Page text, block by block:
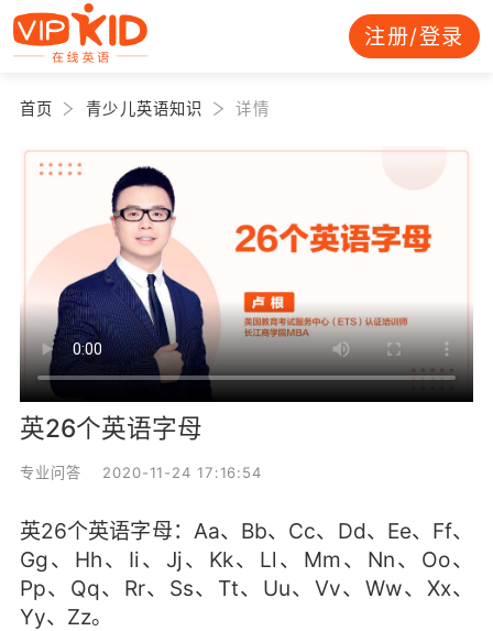
注册/登录
首页 青少儿英语知识 详情
英26个英语字母
专业问答 2020-11-24 17:16:54
英26个英语字母：Aa、Bb、Cc、Dd、Ee、Ff、
Gg、Hh、Ii、Jj、Kk、Ll、Mm、Nn、Oo、
Pp、Qq、Rr、Ss、Tt、Uu、Vv、Ww、Xx、
Yy、Zz。